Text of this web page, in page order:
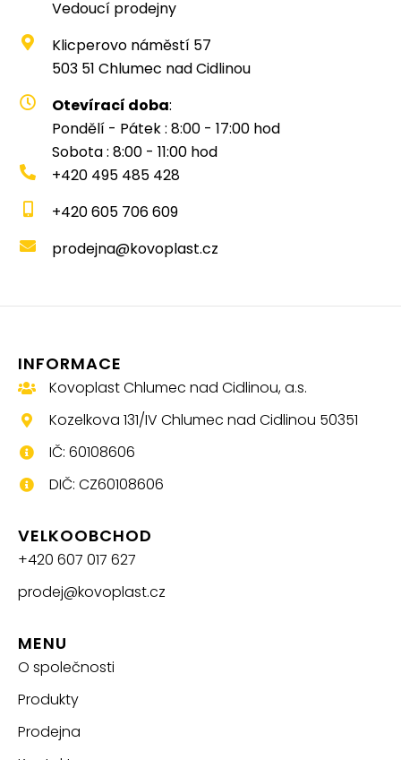
Vedoucí prodejny
Klicperovo náměstí 57
503 51 Chlumec nad Cidlinou
Otevírací doba:
Pondělí - Pátek : 8:00 - 17:00 hod
Sobota : 8:00 - 11:00 hod
+420 495 485 428
+420 605 706 609
prodejna@kovoplast.cz
INFORMACE
Kovoplast Chlumec nad Cidlinou, a.s.
Kozelkova 131/IV Chlumec nad Cidlinou 50351
IČ: 60108606
DIČ: CZ60108606
VELKOOBCHOD
+420 607 017 627
prodej@kovoplast.cz
MENU
O společnosti
Produkty
Prodejna